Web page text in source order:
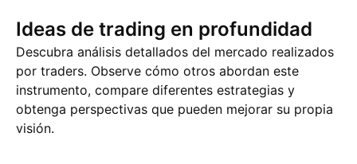
Ideas de trading en profundidad
Descubra análisis detallados del mercado realizados
por traders. Observe cómo otros abordan este
instrumento, compare diferentes estrategias y
obtenga perspectivas que pueden mejorar su propia
visión.